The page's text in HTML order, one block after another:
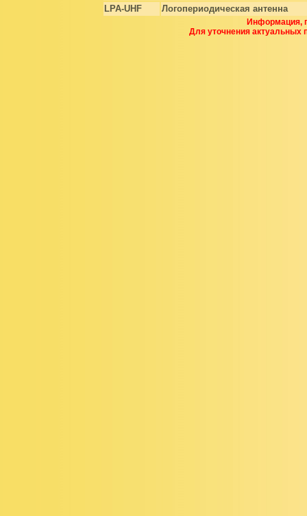
LPA-UHF Логопериодическая антенна
Информация,
Для уточнения актуальных